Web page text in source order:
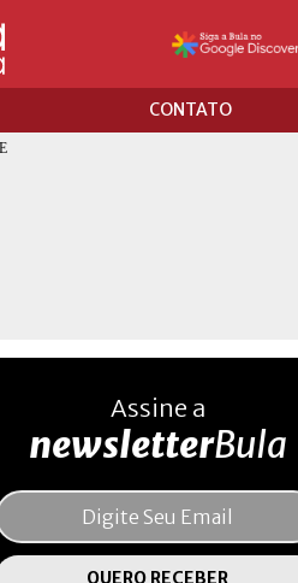
CONTATO
Assine a
newsletterBula